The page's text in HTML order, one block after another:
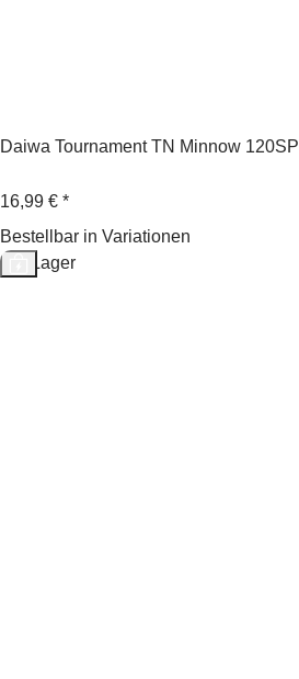
Daiwa Tournament TN Minnow 120SP
16,99 € *
Bestellbar in Variationen
Auf Lager